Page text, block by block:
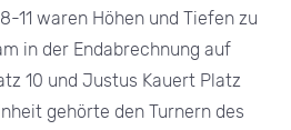
11 waren Höhen und Tiefen zu
in der Endabrechnung auf
10 und Justus Kauert Platz
gehörte den Turnern des